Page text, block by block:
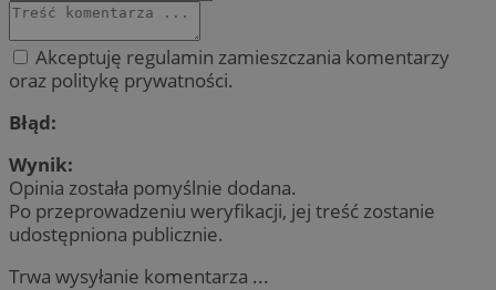
Akceptuję regulamin zamieszczania komentarzy
oraz politykę prywatności.
Błąd:
Wynik:
Opinia została pomyślnie dodana.
Po przeprowadzeniu weryfikacji, jej treść zostanie
udostępniona publicznie.
Trwa wysyłanie komentarza ...